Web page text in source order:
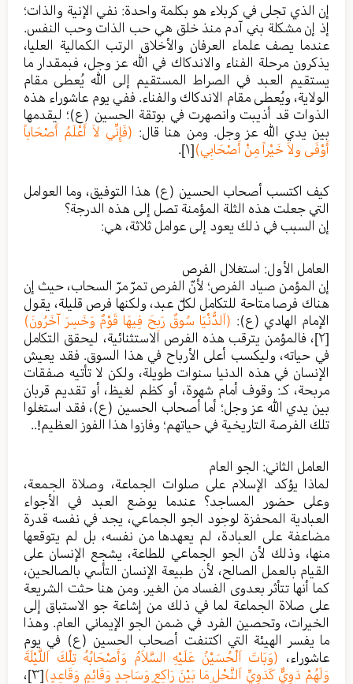
إن الذي تجلى في كربلاء هو بكلمة واحدة: نفي الإنية والذات؛
إذ إن مشكلة بني آدم منذ خلق هي حب الذات وحب النفس.
عندما يصف علماء العرفان والأخلاق الرتب الكمالية العليا،
يذكرون مرحلة الفناء والاندكاك في الله عز وجل، فبمقدار ما
يستقيم العبد في الصراط المستقيم إلى الله يُعطى مقام
الولاية، ويُعطى مقام الاندكاك والفناء. ففي يوم عاشوراء هذه
الذوات قد أذيبت وانصهرت في بوتقة الحسين (ع)؛ ليقدمها
بين يدي الله عز وجل. ومن هنا قال: (فَإِنِّي لاَ أَعْلَمُ أَصْحَاباً
أَوْفَى ولاَ خَيْراً مِنْ أَصْحَابِي)[١] .
كيف اكتسب أصحاب الحسين (ع) هذا التوفيق، وما العوامل
التي جعلت هذه الثلة المؤمنة تصل إلى هذه الدرجة؟
إن السبب في ذلك يعود إلى عوامل ثلاثة، هي:
العامل الأول: استغلال الفرص
إن المؤمن صياد الفرص؛ لأنّ الفرص تمرّ مرّ السحاب، حيث إن
هناك فرصا متاحة للتكامل لكلّ عبد، ولكنها فرص قليلة، يقول
الإمام الهادي (ع): (اَلدُّنْيَا سُوقٌ رَبِحَ فِيهَا قَوْمٌ وَخَسِرَ آخَرُونَ)
[٢]
، فالمؤمن يترقب هذه الفرص الاستثنائية، ليحقق التكامل
في حياته، وليكسب أعلى الأرباح في هذا السوق. فقد يعيش
الإنسان في هذه الدنيا سنوات طويلة، ولكن لا تأتيه صفقات
مربحة، كـ: وقوف أمام شهوة، أو كظم لغيظ، أو تقديم قربان
بين يدي الله عز وجل؛ أما أصحاب الحسين (ع)، فقد استغلوا
تلك الفرصة التاريخية في حياتهم؛ وفازوا هذا الفوز العظيم!..
العامل الثاني: الجو العام
لماذا يؤكد الإسلام على صلوات الجماعة، وصلاة الجمعة،
وعلى حضور المساجد؟ عندما يوضع العبد في الأجواء
العبادية المحفزة لوجود الجو الجماعي، يجد في نفسه قدرة
مضاعفة على العبادة، لم يعهدها من نفسه، بل لم يتوقعها
منها، وذلك لأن الجو الجماعي للطاعة، يشجع الإنسان على
القيام بالعمل الصالح، لأن طبيعة الإنسان التأسي بالصالحين،
كما أنها تتأثر بعدوى الفساد من الغير. ومن هنا حثت الشريعة
على صلاة الجماعة لما في ذلك من إشاعة جو الاستباق إلى
الخيرات، وتحصين الفرد في ضمن الجو الإيماني العام. وهذا
ما يفسر الهيئة التي اكتنفت أصحاب الحسين (ع) في يوم
عاشوراء، (وَبَاتَ اَلْحُسَيْنُ عَلَيْهِ السَّلاَمُ وَأَصْحَابُهُ تِلْكَ اَللَّيْلَةَ
وَلَهُمْ دَوِيٌّ كَدَوِيِّ اَلنَّحْلِ مَا بَيْنَ رَاكِعٍ وَسَاجِدٍ وَقَائِمٍ وَقَاعِدٍ)[٣]
،